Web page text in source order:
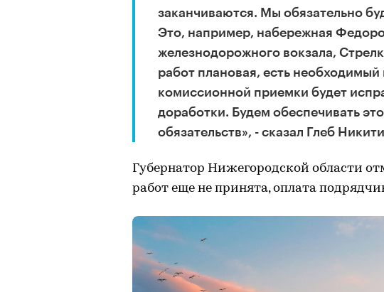
заканчиваются. Мы обязательно
Это, например, набережная
железнодорожного вокзала,
работ плановая, есть необходимый
комиссионной приемки будет
доработки. Будем обеспечивать
обязательств», - сказал Глеб
Губернатор Нижегородской области
работ еще не принята, оплата